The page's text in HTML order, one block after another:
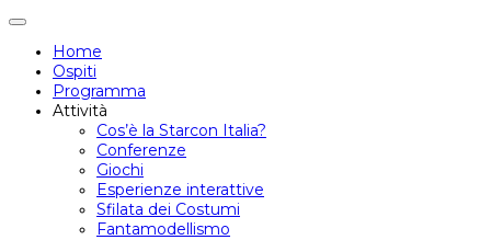
Attiva/disattiva
navigazione
Home
Ospiti
Programma
Attività
Cos’è la Starcon Italia?
Conferenze
Giochi
Esperienze interattive
Sfilata dei Costumi
Fantamodellismo